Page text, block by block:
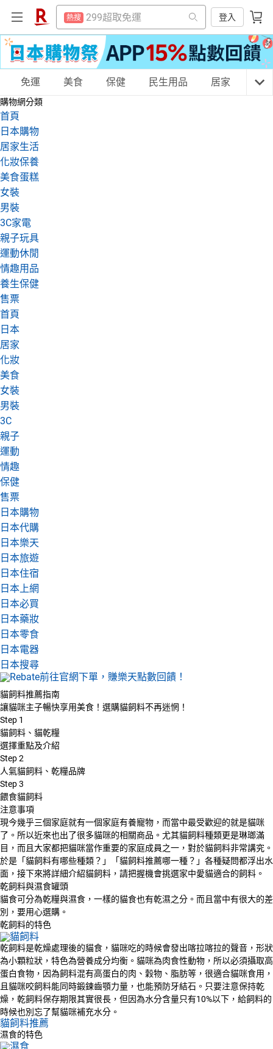
熱搜 299超取免運
熱搜 防颱專區
熱搜 賺點樂翻天
登入
熱搜 防颱專區
熱搜 賺點樂翻天
熱搜 床架
熱搜 電子閱讀器
購物網分類
天天免運
女裝
免運 美食 保健 民生用品 居家 3C
購物網分類
首頁
日本購物
居家生活
化妝保養
美食蛋糕
女裝
男裝
3C家電
親子玩具
運動休閒
情趣用品
養生保健
售票
首頁
日本
居家
化妝
美食
女裝
男裝
3C
親子
運動
情趣
保健
售票
日本購物
日本代購
日本樂天
日本旅遊
日本住宿
日本上網
日本必買
日本藥妝
日本零食
日本電器
日本搜尋
貓飼料推薦指南
讓貓咪主子暢快享用美食！選購貓飼料不再迷惘！
Step 1
貓飼料、貓乾糧
選擇重點及介紹
Step2
人氣貓飼料、乾糧品牌
Step3
餵食貓飼料
注意事項
現今幾乎三個家庭就有一個家庭有養寵物，而當中最受歡迎的就是貓咪
了。所以近來也出了很多貓咪的相關商品。尤其貓飼料種類更是琳瑯滿
目，而且大家都把貓咪當作重要的家庭成員之一，對於貓飼料非常講究。
於是「貓飼料有哪些種類？」「貓飼料推薦哪一種？」各種疑問都浮出水
面，接下來將詳細介紹貓飼料，請把握機會挑選家中愛貓適合的飼料。
乾飼料與濕食罐頭
貓食可分為乾糧與濕食，一樣的貓食也有乾濕之分。而且當中有很大的差
別，要用心選購。
乾飼料的特色
乾飼料是乾燥處理後的貓食，貓咪吃的時候會發出喀拉喀拉的聲音，形狀
為小顆粒狀，特色為營養成分均衡。貓咪為肉食性動物，所以必須攝取高
蛋白食物，因為飼料混有高蛋白的肉、穀物、脂肪等，很適合貓咪食用，
且貓咪咬飼料能同時鍛鍊齒顎力量，也能預防牙結石。只要注意保持乾
燥，乾飼料保存期限其實很長，但因為水分含量只有10%以下，給飼料的
時候也別忘了幫貓咪補充水分。
貓飼料推薦
濕食的特色